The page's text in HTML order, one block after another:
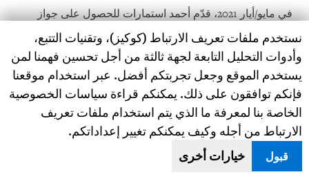
في مايو/أيار 2021، قدّم أحمد استمارات للحصول على جواز
سفر جديد في القنصليّة المصرية في فرانكفورت ومعها كل
الوثائق اللازمة. قال إنّ موظفي الأمن في القنصليّة منعوه في
أغسطس/آب 2021 من الدخول حين ذهب للاستفسار عن وضع
طلبه. قال إنّ المسؤول قال له: "اذهب وحلّ مشكلتك في
مصر. إذا علم القنصل أنّك هنا، فسيأتي ويصادر جواز سفرك".
راجعت هيومن رايتس ووتش نسخا من الرسائل الإلكترونيّة
التي أرسلها أحمد إلى القنصل طالبا فيها خطاب رفض رسميّ،
لكنّه لم يتلق أي ردّ بشأنها. كما تجاهلت القنصليّة في
Human Rights Watch cookie preferences
نستخدم ملفات تعريف الارتباط (كوكيز)، وتقنيات التتبع،
وأدوات التحليل التابعة لجهة ثالثة من أجل تحسين فهمنا لمن
يستخدم الموقع وجعل تجربتكم أفضل. عبر استخدام موقعنا
فإنكم توافقون على ذلك. يمكنكم قراءة سياسات الخصوصية
الخاصة بنا لمعرفة ما الذي يتم استخدام ملفات تعريف
الارتباط من أجله وكيف يمكنكم تغيير إعداداتكم.
قبول خيارات أخرى